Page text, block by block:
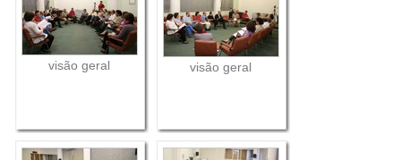
visão geral visão geral